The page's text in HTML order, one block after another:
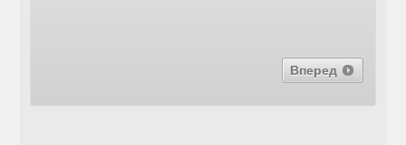
Вперед